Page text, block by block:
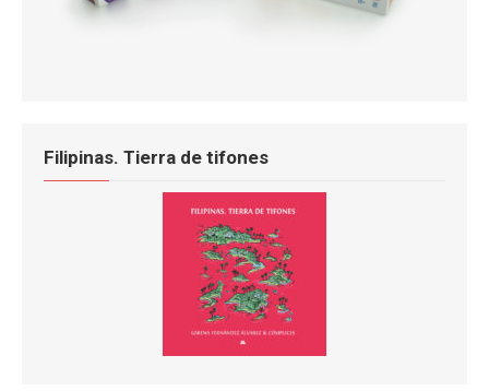
Filipinas. Tierra de tifones